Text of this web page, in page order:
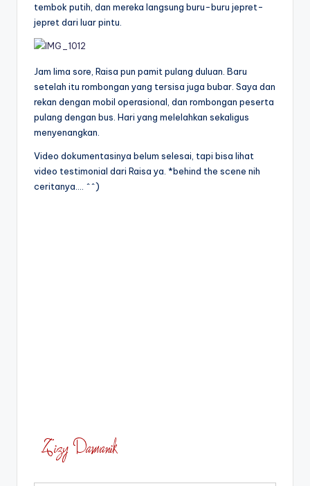
tembok putih, dan mereka langsung buru-buru jepret-
jepret dari luar pintu.
Jam lima sore, Raisa pun pamit pulang duluan. Baru
setelah itu rombongan yang tersisa juga bubar. Saya dan
rekan dengan mobil operasional, dan rombongan peserta
pulang dengan bus. Hari yang melelahkan sekaligus
menyenangkan.
Video dokumentasinya belum selesai, tapi bisa lihat
video testimonial dari Raisa ya. *behind the scene nih
ceritanya…. ^^)